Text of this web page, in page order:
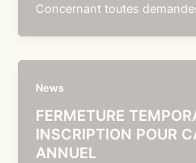
Concernant toutes
News
FERMETURE
INSCRIPTION POUR
ANNUEL